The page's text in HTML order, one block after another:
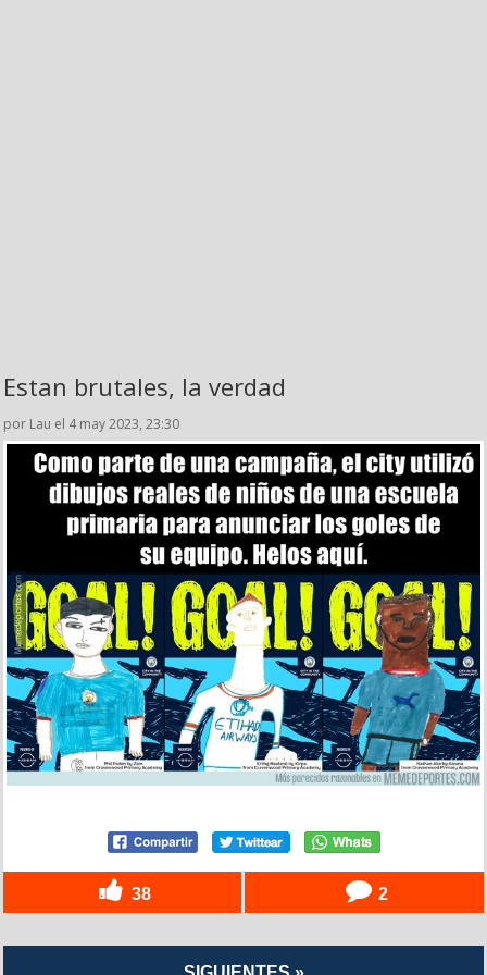
Estan brutales, la verdad
por Lau el 4 may 2023, 23:30
38 2